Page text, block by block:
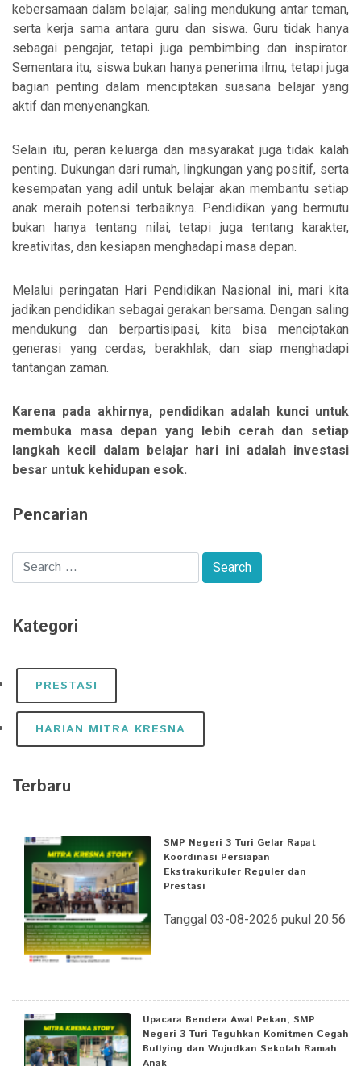
kebersamaan dalam belajar, saling mendukung antar teman,
serta kerja sama antara guru dan siswa. Guru tidak hanya
sebagai pengajar, tetapi juga pembimbing dan inspirator.
Sementara itu, siswa bukan hanya penerima ilmu, tetapi juga
bagian penting dalam menciptakan suasana belajar yang
aktif dan menyenangkan.
Selain itu, peran keluarga dan masyarakat juga tidak kalah
penting. Dukungan dari rumah, lingkungan yang positif, serta
kesempatan yang adil untuk belajar akan membantu setiap
anak meraih potensi terbaiknya. Pendidikan yang bermutu
bukan hanya tentang nilai, tetapi juga tentang karakter,
kreativitas, dan kesiapan menghadapi masa depan.
Melalui peringatan Hari Pendidikan Nasional ini, mari kita
jadikan pendidikan sebagai gerakan bersama. Dengan saling
mendukung dan berpartisipasi, kita bisa menciptakan
generasi yang cerdas, berakhlak, dan siap menghadapi
tantangan zaman.
Karena pada akhirnya, pendidikan adalah kunci untuk
membuka masa depan yang lebih cerah dan setiap
langkah kecil dalam belajar hari ini adalah investasi
besar untuk kehidupan esok.
Pencarian
Kategori
PRESTASI
HARIAN MITRA KRESNA
Terbaru
SMP Negeri 3 Turi Gelar Rapat
Koordinasi Persiapan
Ekstrakurikuler Reguler dan
Prestasi
Tanggal 03-08-2026 pukul 20:56
Upacara Bendera Awal Pekan, SMP
Negeri 3 Turi Teguhkan Komitmen Cegah
Bullying dan Wujudkan Sekolah Ramah